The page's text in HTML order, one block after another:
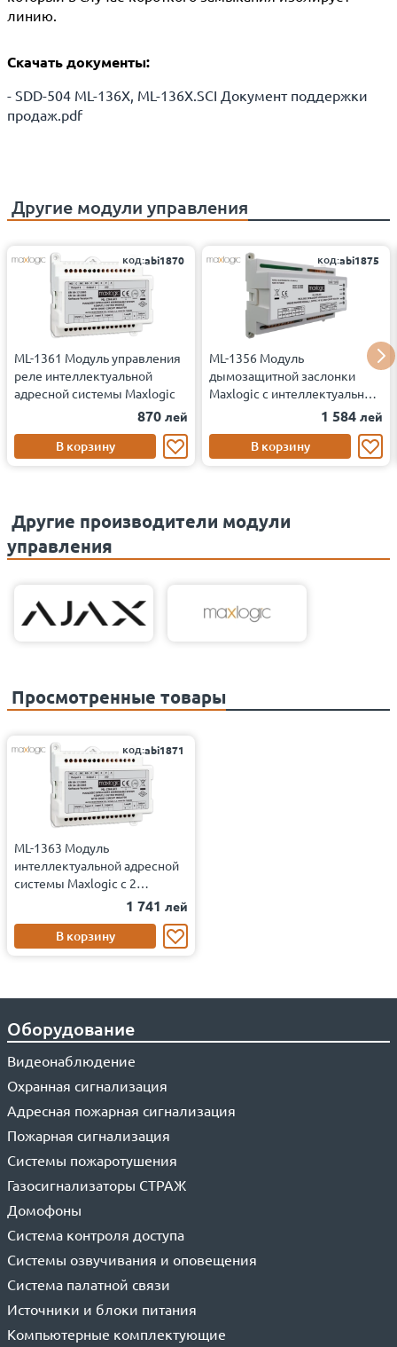
линию.
Скачать документы:
- SDD-504 ML-136X, ML-136X.SCI Документ поддержки
продаж.pdf
Другие модули управления
код:abi1870
ML-1361 Модуль управления
реле интеллектуальной
адресной системы Maxlogic
870 лей
В корзину
код:abi1875
ML-1356 Модуль
дымозащитной заслонки
Maxlogic с интеллектуальной
адресной системой, 1 выход,
1 584 лей
В корзину
Другие производители модули
управления
Просмотренные товары
код:abi1871
ML-1363 Модуль
интеллектуальной адресной
системы Maxlogic с 2
входами и 1 выходом.1 741 лей
В корзину
Оборудование
Видеонаблюдение
Охранная сигнализация
Адресная пожарная сигнализация
Пожарная сигнализация
Системы пожаротушения
Газосигнализаторы СТРАЖ
Домофоны
Система контроля доступа
Системы озвучивания и оповещения
Система палатной связи
Источники и блоки питания
Компьютерные комплектующие